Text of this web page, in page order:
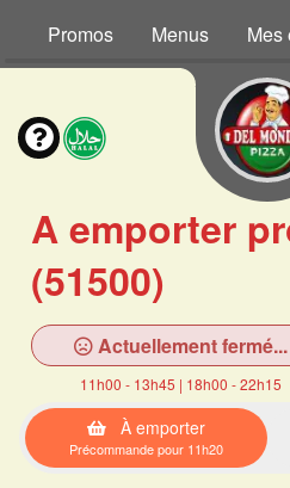
Promos Menus Mes
A emporter
(51500)
Actuellement fermé...
11h00 - 13h45 | 18h00 - 22h15
À emporter
Précommande pour 11h20